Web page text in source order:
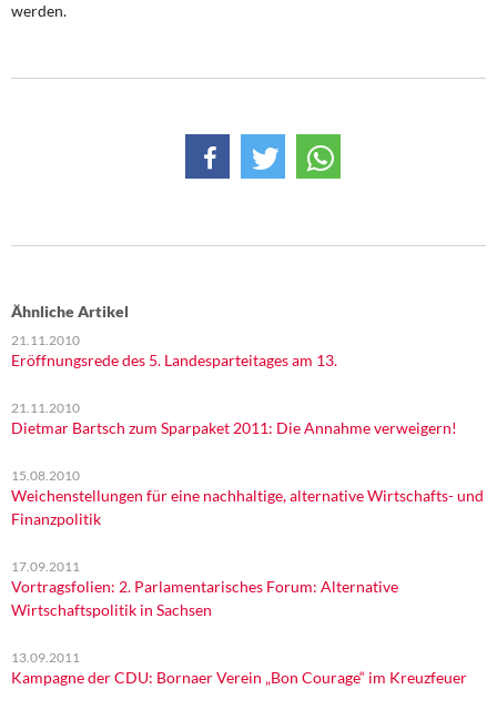
werden.
Ähnliche Artikel
21.11.2010
Eröffnungsrede des 5. Landesparteitages am 13.
21.11.2010
Dietmar Bartsch zum Sparpaket 2011: Die Annahme verweigern!
15.08.2010
Weichenstellungen für eine nachhaltige, alternative Wirtschafts- und
Finanzpolitik
17.09.2011
Vortragsfolien: 2. Parlamentarisches Forum: Alternative
Wirtschaftspolitik in Sachsen
13.09.2011
Kampagne der CDU: Bornaer Verein „Bon Courage“ im Kreuzfeuer